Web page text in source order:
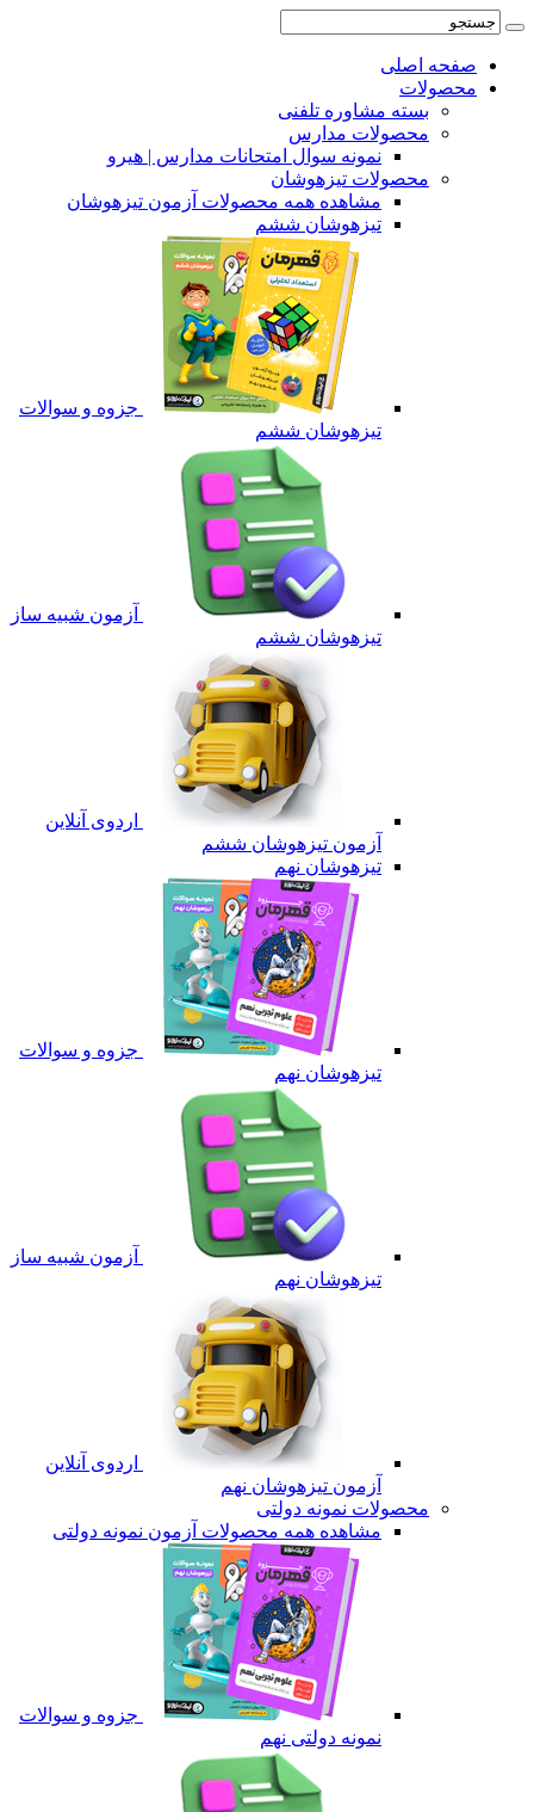
صفحه اصلی
محصولات
بسته مشاوره تلفنی
محصولات مدارس
نمونه سوال امتحانات مدارس | هیرو
محصولات تیزهوشان
مشاهده همه محصولات آزمون تیزهوشان
تیزهوشان ششم
جزوه و سوالات
تیزهوشان ششم
آزمون شبیه ساز
تیزهوشان ششم
اردوی آنلاین
آزمون تیزهوشان ششم
تیزهوشان نهم
جزوه و سوالات
تیزهوشان نهم
آزمون شبیه ساز
تیزهوشان نهم
اردوی آنلاین
آزمون تیزهوشان نهم
محصولات نمونه دولتی
مشاهده همه محصولات آزمون نمونه دولتی
جزوه و سوالات
نمونه دولتی نهم